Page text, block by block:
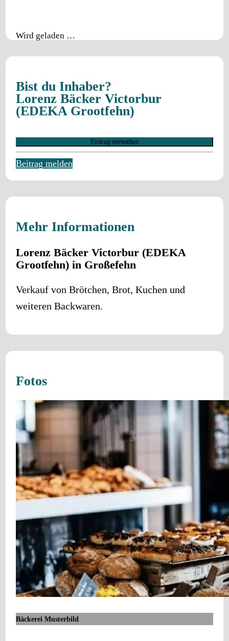
Wird geladen …
Bist du Inhaber?
Lorenz Bäcker Victorbur
(EDEKA Grootfehn)
Eintrag verwalten
Beitrag melden
Mehr Informationen
Lorenz Bäcker Victorbur (EDEKA
Grootfehn) in Großefehn
Verkauf von Brötchen, Brot, Kuchen und
weiteren Backwaren.
Fotos
Bäckerei Musterbild